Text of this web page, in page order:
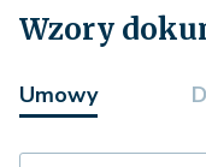
Wzory
Umowy